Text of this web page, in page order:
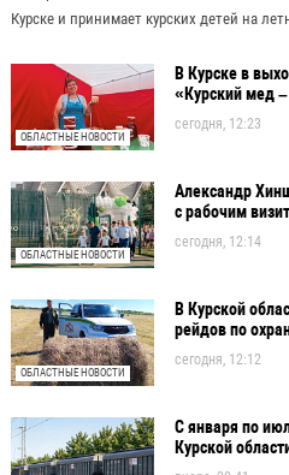
Курске и принимает курских детей на
ОБЛАСТНЫЕ НОВОСТИ
В Курске в
«Курский мед
сегодня, 12:23
ОБЛАСТНЫЕ НОВОСТИ
Александр
с рабочим
сегодня, 12:14
ОБЛАСТНЫЕ НОВОСТИ
В Курской
рейдов по
сегодня, 12:12
С января по
Курской